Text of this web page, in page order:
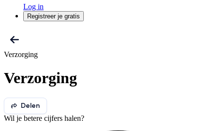
Log in
Registreer je gratis
Verzorging
Verzorging
Delen
Wil je betere cijfers halen?